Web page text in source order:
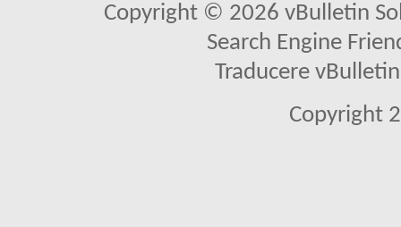
Copyright © 2026 vBulletin
Search Engine
Traducere
Copyright